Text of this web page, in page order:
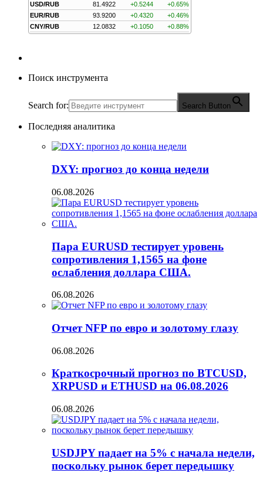
USD/RUB
81.4922 +0.5244
+0.65%
EUR/RUB
93.9200 +0.4320
+0.46%
CNY/RUB
12.0832 +0.1050 +0.88%
Поиск инструмента
Search for: Search Button
Последняя аналитика
DXY: прогноз до конца недели
06.08.2026
Пара EURUSD тестирует уровень
сопротивления 1,1565 на фоне
ослабления доллара США.
06.08.2026
Отчет NFP по евро и золотому глазу
06.08.2026
Краткосрочный прогноз по BTCUSD,
XRPUSD и ETHUSD на 06.08.2026
06.08.2026
USDJPY падает на 5% с начала недели,
поскольку рынок берет передышку